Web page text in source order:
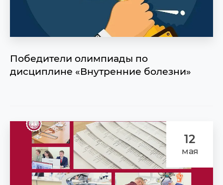
Победители олимпиады по
дисциплине «Внутренние болезни»
12
мая